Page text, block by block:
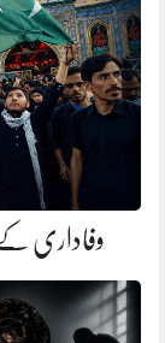
وفاداری کے